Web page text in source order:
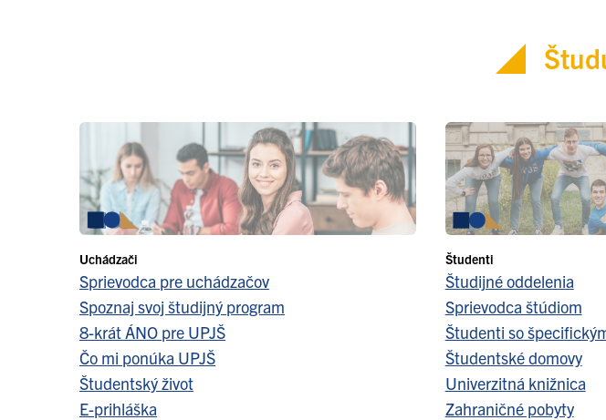
Uchádzači
Sprievodca pre uchádzačov
Spoznaj svoj študijný program
8-krát ÁNO pre UPJŠ
Čo mi ponúka UPJŠ
Študentský život
E-prihláška
Študenti
Študijné oddelenia
Sprievodca štúdiom
Študenti so
Študentské domovy
Univerzitná knižnica
Zahraničné pobyty